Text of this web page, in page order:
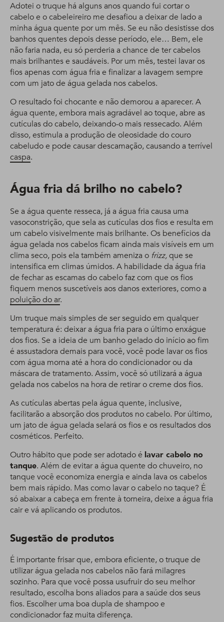
Adotei o truque há alguns anos quando fui cortar o
cabelo e o cabeleireiro me desafiou a deixar de lado a
minha água quente por um mês. Se eu não desistisse dos
banhos quentes depois desse período, ele… Bem, ele
não faria nada, eu só perderia a chance de ter cabelos
mais brilhantes e saudáveis. Por um mês, testei lavar os
fios apenas com água fria e finalizar a lavagem sempre
com um jato de água gelada nos cabelos.
O resultado foi chocante e não demorou a aparecer. A
água quente, embora mais agradável ao toque, abre as
cutículas do cabelo, deixando-o mais ressecado. Além
disso, estimula a produção de oleosidade do couro
cabeludo e pode causar descamação, causando a terrível
caspa.
Água fria dá brilho no cabelo?
Se a água quente resseca, já a água fria causa uma
vasoconstrição, que sela as cutículas dos fios e resulta em
um cabelo visivelmente mais brilhante. Os benefícios da
água gelada nos cabelos ficam ainda mais visíveis em um
clima seco, pois ela também ameniza o frizz,que se
intensifica em climas úmidos. A habilidade da água fria
de fechar as escamas do cabelo faz com que os fios
fiquem menos suscetíveis aos danos exteriores, como a
poluição do ar.
Um truque mais simples de ser seguido em qualquer
temperatura é: deixar a água fria para o último enxágue
dos fios. Se a ideia de um banho gelado do início ao fim
é assustadora demais para você, você pode lavar os fios
com água morna até a hora do condicionador ou da
máscara de tratamento. Assim, você só utilizará a água
gelada nos cabelos na hora de retirar o creme dos fios.
As cutículas abertas pela água quente, inclusive,
facilitarão a absorção dos produtos no cabelo. Por último,
um jato de água gelada selará os fios e os resultados dos
cosméticos. Perfeito.
Outro hábito que pode ser adotado é lavar cabelo no
tanque. Além de evitar a água quente do chuveiro, no
tanque você economiza energia e ainda lava os cabelos
bem mais rápido. Mas como lavar o cabelo no taque? É
só abaixar a cabeça em frente à torneira, deixe a água fria
cair e vá aplicando os produtos.
Sugestão de produtos
É importante frisar que, embora eficiente, o truque de
utilizar água gelada nos cabelos não fará milagres
sozinho. Para que você possa usufruir do seu melhor
resultado, escolha bons aliados para a saúde dos seus
fios. Escolher uma boa dupla de shampoo e
condicionador faz muita diferença.